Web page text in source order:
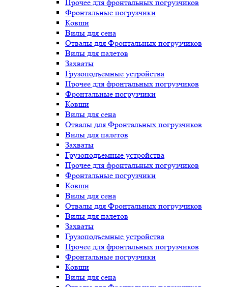
Прочее для фронтальных погрузчиков
Фронтальные погрузчики
Ковши
Вилы для сена
Отвалы для Фронтальных погрузчиков
Вилы для палетов
Захваты
Грузоподъемные устройства
Прочее для фронтальных погрузчиков
Фронтальные погрузчики
Ковши
Вилы для сена
Отвалы для Фронтальных погрузчиков
Вилы для палетов
Захваты
Грузоподъемные устройства
Прочее для фронтальных погрузчиков
Фронтальные погрузчики
Ковши
Вилы для сена
Отвалы для Фронтальных погрузчиков
Вилы для палетов
Захваты
Грузоподъемные устройства
Прочее для фронтальных погрузчиков
Фронтальные погрузчики
Ковши
Вилы для сена